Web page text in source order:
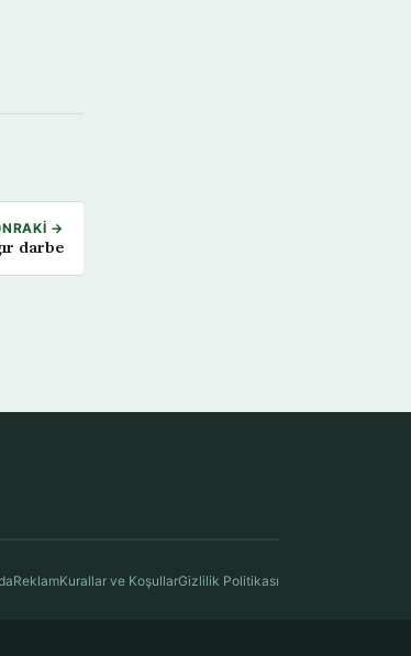
→
darbe
ReklamKurallar ve KoşullarGizlilik Politikası